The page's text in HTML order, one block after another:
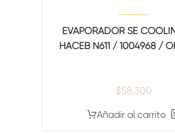
EVAPORADOR SE
HACEB N611 / 1004968 /
$58,300
Añadir al carrito